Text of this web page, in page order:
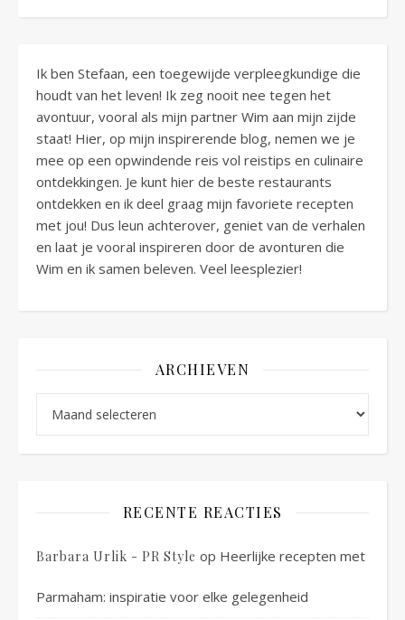
Ik ben Stefaan, een toegewijde verpleegkundige die
houdt van het leven! Ik zeg nooit nee tegen het
avontuur, vooral als mijn partner Wim aan mijn zijde
staat! Hier, op mijn inspirerende blog, nemen we je
mee op een opwindende reis vol reistips en culinaire
ontdekkingen. Je kunt hier de beste restaurants
ontdekken en ik deel graag mijn favoriete recepten
met jou! Dus leun achterover, geniet van de verhalen
en laat je vooral inspireren door de avonturen die
Wim en ik samen beleven. Veel leesplezier!
ARCHIEVEN
RECENTE REACTIES
Barbara Urlik - PR Style op Heerlijke recepten met
Parmaham: inspiratie voor elke gelegenheid